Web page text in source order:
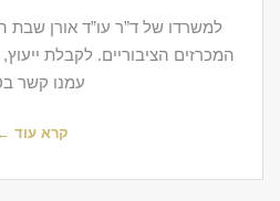
למשרדו של ד”ר עו”ד אורן שבת
המכרזים הציבוריים. לקבלת ייעוץ,
עמנו קשר
קרא עוד